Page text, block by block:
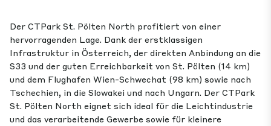
Der CTPark St. Pölten North profitiert von einer
hervorragenden Lage. Dank der erstklassigen
Infrastruktur in Österreich, der direkten Anbindung an die
S33 und der guten Erreichbarkeit von St. Pölten (14 km)
und dem Flughafen Wien-Schwechat (98 km) sowie nach
Tschechien, in die Slowakei und nach Ungarn. Der CTPark
St. Pölten North eignet sich ideal für die Leichtindustrie
und das verarbeitende Gewerbe sowie für kleinere